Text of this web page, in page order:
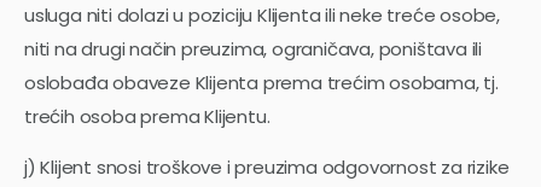
usluga niti dolazi u poziciju Klijenta ili neke treće osobe,
niti na drugi način preuzima, ograničava, poništava ili
oslobađa obaveze Klijenta prema trećim osobama, tj.
trećih osoba prema Klijentu.
j) Klijent snosi troškove i preuzima odgovornost za rizike